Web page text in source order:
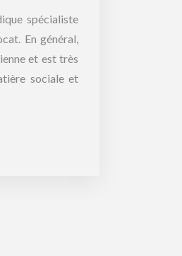
spécialiste
En général,
et est très
sociale et